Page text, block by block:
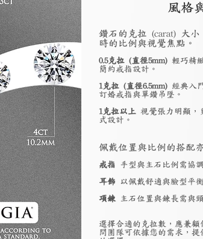
風格
鑽石的克拉 (carat) 大小
時的比例與視覺焦點。
0.5克拉 (直徑5mm) 輕巧精
簡約戒指設計。
1克拉 (直徑6.5mm) 經典入
訂婚戒指與單鑽吊墜。
1克拉以上 視覺張力明顯，
式設計。
佩戴位置與比例的搭配
戒指 手型與主石比例需協
耳飾 以佩戴舒適與臉型平
項鍊 主石位置與鍊長需與
選擇合適的克拉數，應兼
問團隊可依據您的需求，